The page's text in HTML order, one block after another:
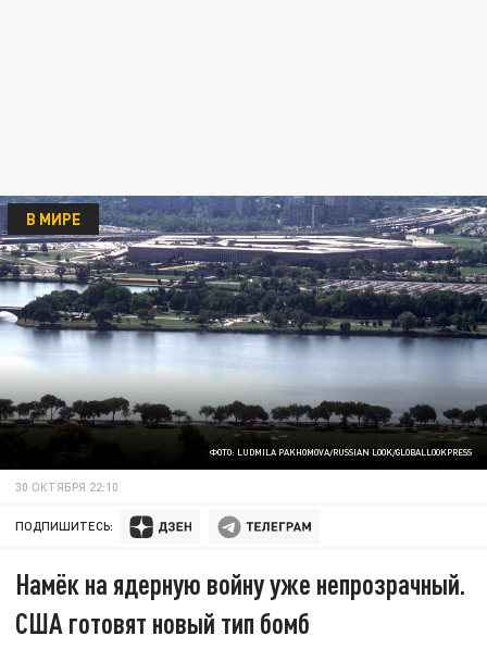
ФОТО: LUDMILA PAKHOMOVA/RUSSIAN LOOK/GLOBALLOOKPRESS
В МИРЕ
30 ОКТЯБРЯ 22:10
ПОДПИШИТЕСЬ:
Намёк на ядерную войну уже непрозрачный.
США готовят новый тип бомб